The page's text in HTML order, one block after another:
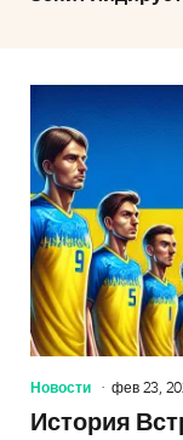
Новости фев 23,
История